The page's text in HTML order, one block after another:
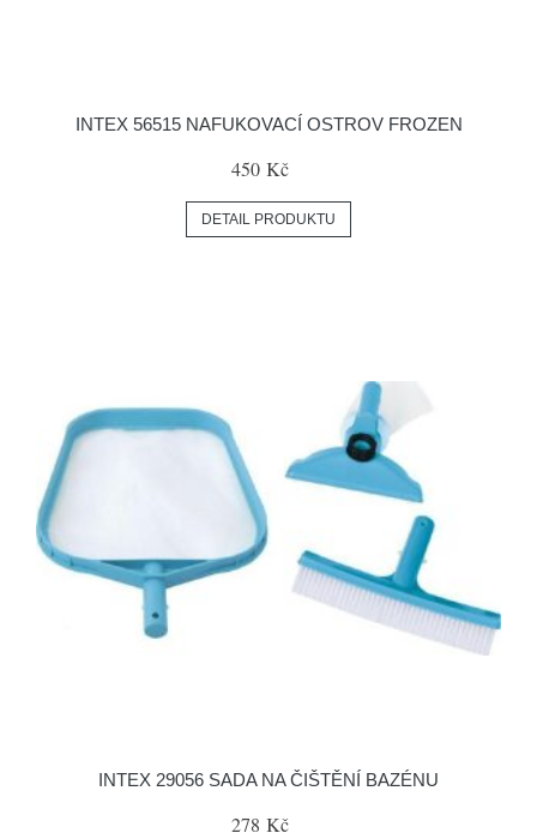
INTEX 56515 NAFUKOVACÍ OSTROV FROZEN
450 Kč
DETAIL PRODUKTU
INTEX 29056 SADA NA ČIŠTĚNÍ BAZÉNU
278 Kč